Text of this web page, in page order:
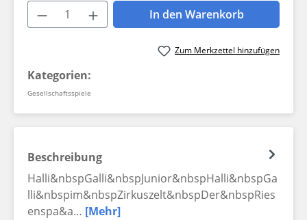
Produkt Anzahl: Gib den
In den Warenkorb
Zum Merkzettel hinzufügen
Kategorien:
Gesellschaftsspiele
Beschreibung
Halli&nbspGalli&nbspJunior&nbspHalli&nbspGa
lli&nbspim&nbspZirkuszelt&nbspDer&nbspRies
enspa&a… [Mehr]